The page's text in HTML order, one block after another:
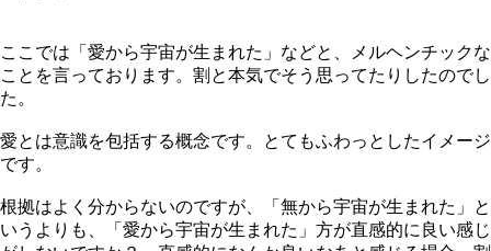
ここでは「愛から宇宙が生まれた」などと、メルヘンチックな
ことを言っております。割と本気でそう思ってたりしたのでし
た。
愛とは意識を包括する概念です。とてもふわっとしたイメージ
です。
根拠はよく分からないのですが、「無から宇宙が生まれた」と
いうよりも、「愛から宇宙が生まれた」方が直感的に良い感じ